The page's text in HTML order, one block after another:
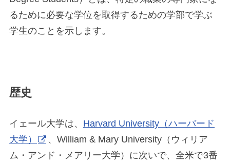
るために必要な学位を取得するための学部で学ぶ
学生のことを示します。
歴史
イェール大学は、 Harvard University（ハーバード
大学）
、William & Mary University（ウィリア
ム・アンド・メアリー大学）に次いで、全米で3番